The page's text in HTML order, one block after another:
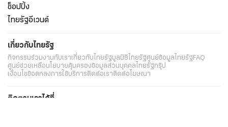
ช็อปปิ้ง
ไทยรัฐอีเวนต์
เกี่ยวกับไทยรัฐ
กิจกรรมร่วมงานกับเราเกี่ยวกับไทยรัฐมูลนิธิไทยรัฐศูนย์ข้อมูลไทยรัฐ FAQ
ศูนย์ช่วยเหลือนโยบายคุ้มครองข้อมูลส่วนบุคคลไทยรัฐกรุ๊ป
เงื่อนไขข้อตกลงการใช้บริการติดต่อเราติดต่อโฆษณา
ติดตามเราได้ที่